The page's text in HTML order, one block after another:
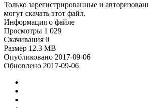
Только зарегистрированные и
могут скачать этот файл.
Информация о файле
Просмотры 1 029
Скачивания 0
Размер 12.3 MB
Опубликовано 2017-09-06
Обновлено 2017-09-06